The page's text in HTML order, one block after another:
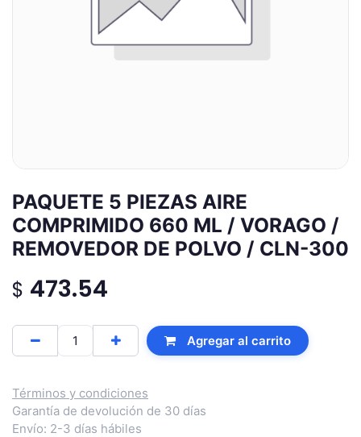
PAQUETE 5 PIEZAS AIRE
COMPRIMIDO 660 ML / VORAGO /
REMOVEDOR DE POLVO / CLN-300
$ 473.54
Agregar al carrito
Términos y condiciones
Garantía de devolución de 30 días
Envío: 2-3 días hábiles